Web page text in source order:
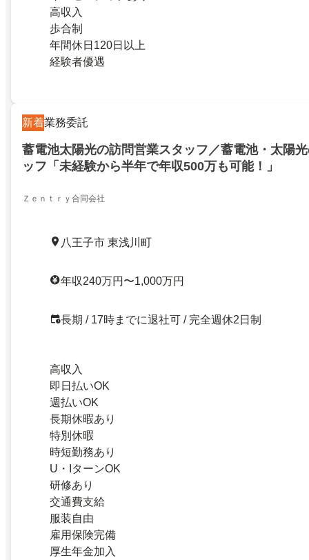
高収入
歩合制
年間休日120日以上
経験者優遇
新着業務委託
蓄電池太陽光の訪問営業スタッフ／蓄電池・太陽
ッフ「未経験から半年で年収500万も可能！」
Ｚｅｎｔｒｙ合同会社
八王子市 東浅川町
年収240万円〜1,000万円
長期 / 17時までに退社可 / 完全週休2日制
高収入
即日払いOK
週払いOK
長期休暇あり
特別休暇
時短勤務あり
U・IターンOK
研修あり
交通費支給
服装自由
雇用保険完備
厚生年金加入